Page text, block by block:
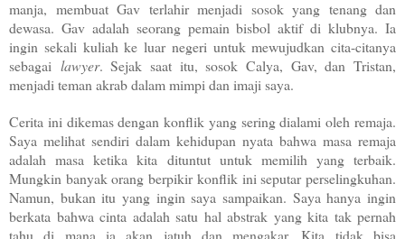
manja, membuat Gav terlahir menjadi sosok yang tenang dan
dewasa. Gav adalah seorang pemain bisbol aktif di klubnya. Ia
ingin sekali kuliah ke luar negeri untuk mewujudkan cita-citanya
sebagai lawyer. Sejak saat itu, sosok Calya, Gav, dan Tristan,
menjadi teman akrab dalam mimpi dan imaji saya.
Cerita ini dikemas dengan konflik yang sering dialami oleh remaja.
Saya melihat sendiri dalam kehidupan nyata bahwa masa remaja
adalah masa ketika kita dituntut untuk memilih yang terbaik.
Mungkin banyak orang berpikir konflik ini seputar perselingkuhan.
Namun, bukan itu yang ingin saya sampaikan. Saya hanya ingin
berkata bahwa cinta adalah satu hal abstrak yang kita tak pernah
tahu di mana ia akan jatuh dan mengakar. Kita tidak bisa